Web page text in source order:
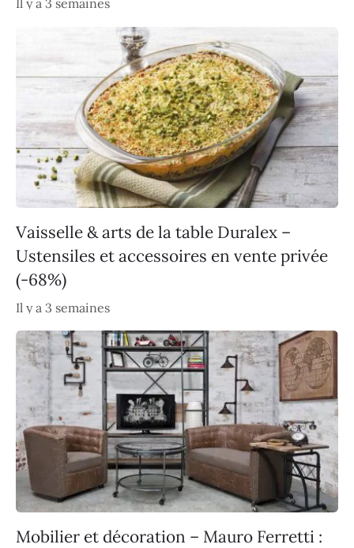
Il y a 3 semaines
Vaisselle & arts de la table Duralex –
Ustensiles et accessoires en vente privée
(-68%)
Il y a 3 semaines
Mobilier et décoration – Mauro Ferretti :